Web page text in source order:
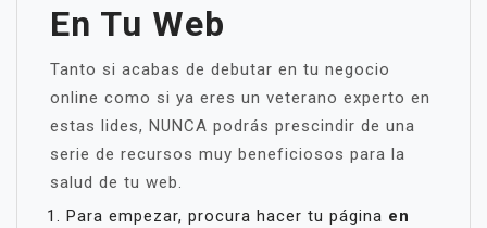
En Tu Web
Tanto si acabas de debutar en tu negocio
online como si ya eres un veterano experto en
estas lides, NUNCA podrás prescindir de una
serie de recursos muy beneficiosos para la
salud de tu web.
Para empezar, procura hacer tu página en